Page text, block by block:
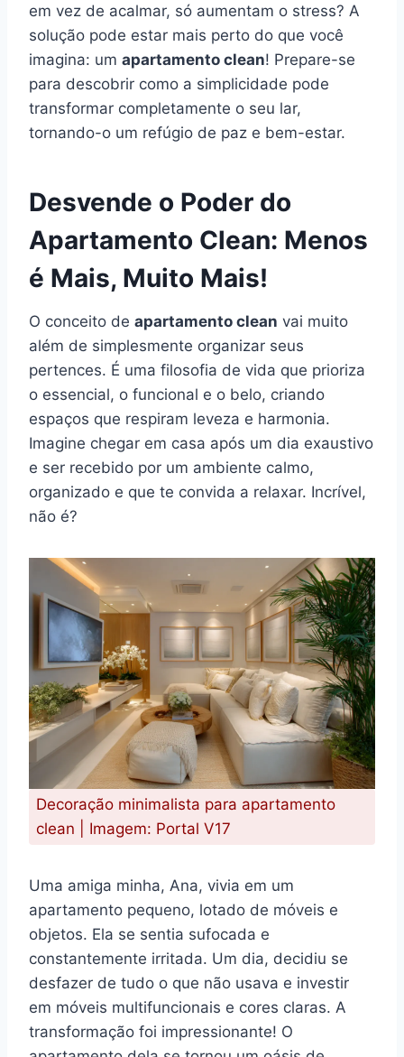
em vez de acalmar, só aumentam o stress? A
solução pode estar mais perto do que você
imagina: um apartamento clean! Prepare-se
para descobrir como a simplicidade pode
transformar completamente o seu lar,
tornando-o um refúgio de paz e bem-estar.
Desvende o Poder do
Apartamento Clean: Menos
é Mais, Muito Mais!
O conceito de apartamento clean vai muito
além de simplesmente organizar seus
pertences. É uma filosofia de vida que prioriza
o essencial, o funcional e o belo, criando
espaços que respiram leveza e harmonia.
Imagine chegar em casa após um dia exaustivo
e ser recebido por um ambiente calmo,
organizado e que te convida a relaxar. Incrível,
não é?
Decoração minimalista para apartamento
clean | Imagem: Portal V17
Uma amiga minha, Ana, vivia em um
apartamento pequeno, lotado de móveis e
objetos. Ela se sentia sufocada e
constantemente irritada. Um dia, decidiu se
desfazer de tudo o que não usava e investir
em móveis multifuncionais e cores claras. A
transformação foi impressionante! O